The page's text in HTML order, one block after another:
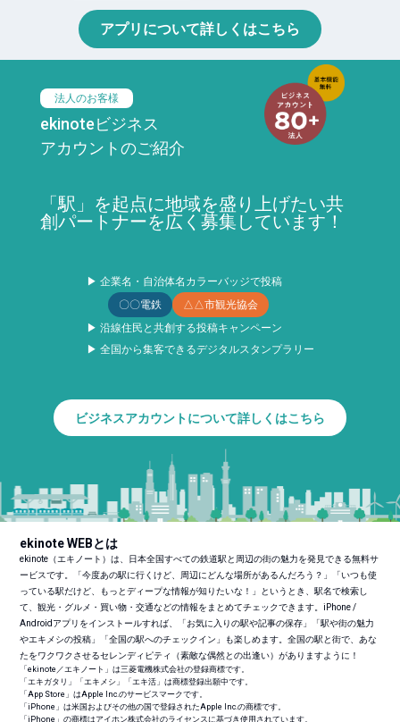
アプリについて詳しくはこちら
法人のお客様
ekinoteビジネス
アカウントのご紹介
「駅」を起点に地域を盛り上げたい共
創パートナーを広く募集しています！
▶ 企業名・自治体名カラーバッジで投稿
〇〇電鉄
△△市観光協会
▶ 沿線住民と共創する投稿キャンペーン
▶ 全国から集客できるデジタルスタンプラリー
ビジネスアカウントについて詳しくはこちら
ekinote WEBとは
ekinote（エキノート）は、日本全国すべての鉄道駅と周辺の街の魅力を発見できる無料サ
ービスです。「今度あの駅に行くけど、周辺にどんな場所があるんだろう？」「いつも使
っている駅だけど、もっとディープな情報が知りたいな！」というとき、駅名で検索し
て、観光・グルメ・買い物・交通などの情報をまとめてチェックできます。iPhone /
Androidアプリをインストールすれば、「お気に入りの駅や記事の保存」「駅や街の魅力
やエキメシの投稿」「全国の駅へのチェックイン」も楽しめます。全国の駅と街で、あな
たをワクワクさせるセレンディピティ（素敵な偶然との出逢い）がありますように！
「ekinote／エキノート」は三菱電機株式会社の登録商標です。
「エキガタリ」「エキメシ」「エキ活」は商標登録出願中です。
「App Store」はApple Inc.のサービスマークです。
「iPhone」は米国およびその他の国で登録されたApple Inc.の商標です。
「iPhone」の商標はアイホン株式会社のライセンスに基づき使用されています。